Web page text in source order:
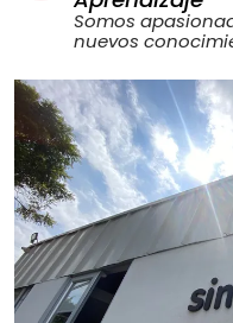
Somos
nuevos